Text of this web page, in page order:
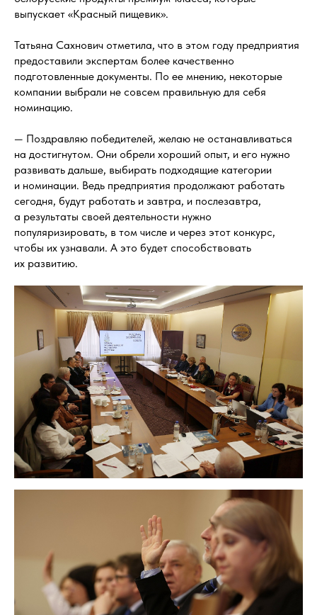
выпускает «Красный пищевик».
Татьяна Сахнович отметила, что в этом году предприятия
предоставили экспертам более качественно
подготовленные документы. По ее мнению, некоторые
компании выбрали не совсем правильную для себя
номинацию.
— Поздравляю победителей, желаю не останавливаться
на достигнутом. Они обрели хороший опыт, и его нужно
развивать дальше, выбирать подходящие категории
и номинации. Ведь предприятия продолжают работать
сегодня, будут работать и завтра, и послезавтра,
а результаты своей деятельности нужно
популяризировать, в том числе и через этот конкурс,
чтобы их узнавали. А это будет способствовать
их развитию.